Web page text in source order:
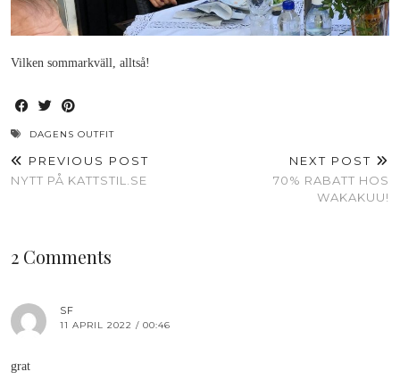
Vilken sommarkväll, alltså!
DAGENS OUTFIT
PREVIOUS POST
NYTT PÅ KATTSTIL.SE
NEXT POST
70% RABATT HOS
WAKAKUU!
2 Comments
SF
11 APRIL 2022 / 00:46
grat